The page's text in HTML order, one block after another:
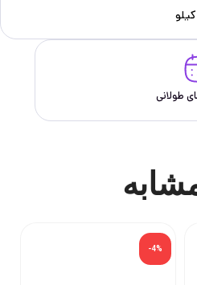
طولانی
-4%